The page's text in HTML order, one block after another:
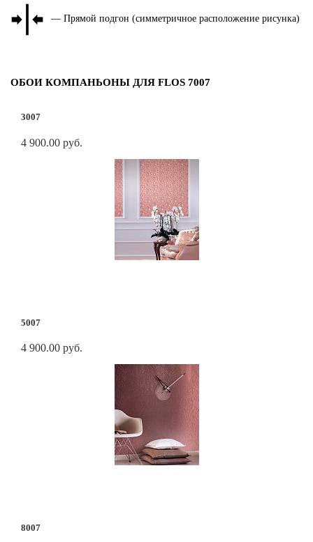
— Прямой подгон (симметричное расположение рисунка)
ОБОИ КОМПАНЬОНЫ ДЛЯ FLOS 7007
3007
4 900.00 руб.
5007
4 900.00 руб.
8007